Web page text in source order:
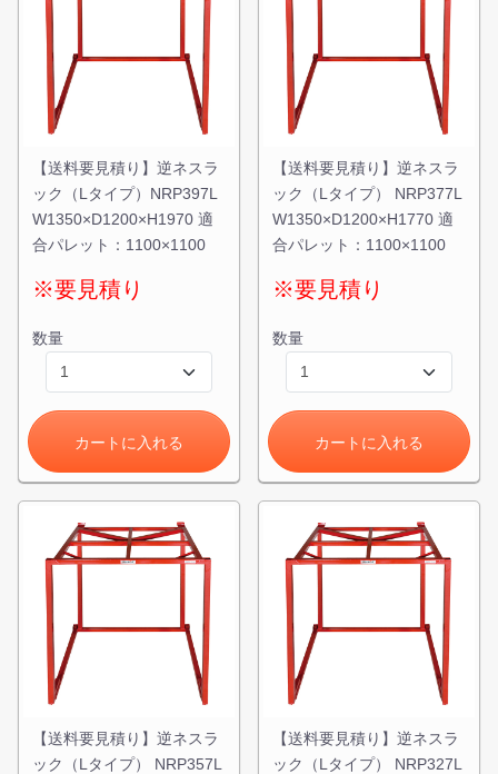
【送料要見積り】逆ネスラ
ック（Lタイプ）NRP397L
W1350×D1200×H1970 適
合パレット：1100×1100
※要見積り
数量
カートに入れる
【送料要見積り】逆ネスラ
ック（Lタイプ） NRP377L
W1350×D1200×H1770 適
合パレット：1100×1100
※要見積り
数量
カートに入れる
【送料要見積り】逆ネスラ
ック（Lタイプ） NRP357L
【送料要見積り】逆ネスラ
ック（Lタイプ） NRP327L